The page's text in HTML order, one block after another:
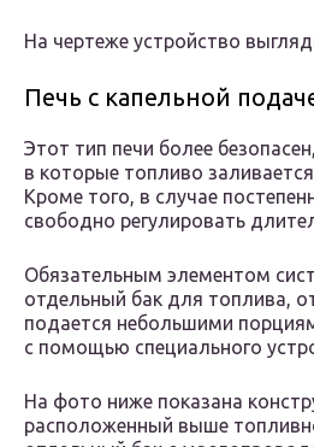
На чертеже устройство
Печь с капельной
Этот тип печи более
в которые топливо
Кроме того, в случае
свободно регулировать
Обязательным элементом
отдельный бак для топлива,
подается небольшими
с помощью специального
На фото ниже показана
расположенный выше